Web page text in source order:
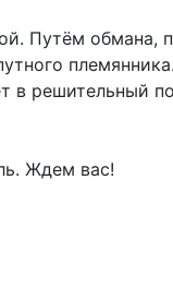
Путём обмана,
в решительный
Ждем вас!